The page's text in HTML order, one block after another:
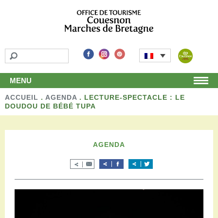
MENU
Accueil
Découvrir
Terroir et artisans
Autour de chez nous
ACCUEIL . AGENDA . LECTURE-SPECTACLE : LE
DOUDOU DE BÉBÉ TUPA
AGENDA